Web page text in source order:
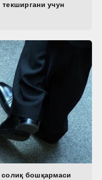
учун
бошқармаси